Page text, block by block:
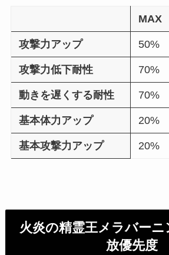
MAX
攻撃力アップ 50%
攻撃力低下耐性 70%
動きを遅くする耐性 70%
基本体力アップ 20%
基本攻撃力アップ 20%
火炎の精霊王メラバー
放優先度